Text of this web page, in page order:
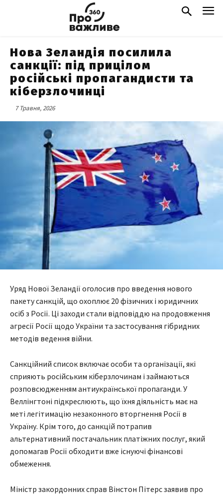
Нова Зеландія посилила
санкції: під прицілом
російські пропагандисти та
кіберзлочинці
7 Травня, 2026
Уряд Нової Зеландії оголосив про введення нового
пакету санкцій, що охоплює 20 фізичних і юридичних
осіб з Росії. Ці заходи стали відповіддю на продовження
агресії Росії щодо України та застосування гібридних
методів ведення війни.
Санкційний список включає особи та організації, які
сприяють російським кіберзлочинам і займаються
розповсюдженням антиукраїнської пропаганди. У
Веллінгтоні підкреслюють, що їхня діяльність має на
меті легітимацію незаконного вторгнення Росії в
Україну. Крім того, до санкцій потрапив
альтернативний постачальник платіжних послуг, який
допомагав Росії обходити вже існуючі фінансові
обмеження.
Міністр закордонних справ Вінстон Пітерс заявив про